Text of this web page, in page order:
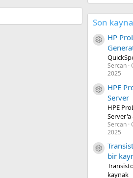
Son
Kaynak
HP
Sercan
2025
Kaynak
HPE
Server
HPE
Server'a
Sercan
2025
Kaynak
bir
kaynak